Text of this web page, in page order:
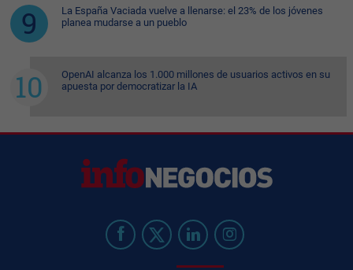
La España Vaciada vuelve a llenarse: el 23% de los jóvenes
planea mudarse a un pueblo
OpenAI alcanza los 1.000 millones de usuarios activos en su
apuesta por democratizar la IA